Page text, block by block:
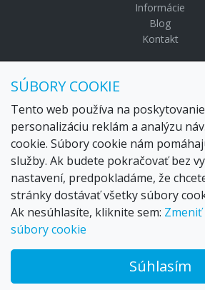
Informácie
Blog
Kontakt
Maldivy.sk je značkou
Sídlo:Lazaretská 29,
Email:
Telefón: 02 529 279 17,
IČO: 36179825
IČ-DPH:
OR SRBratislava I. odd.: Sro,
SÚBORY COOKIE
Tento web používa na
personalizáciu reklám a analýzu
cookie. Súbory cookie nám
služby. Ak budete pokračovať bez
nastavení, predpokladáme, že
stránky dostávať všetky súbory
Ak nesúhlasíte, kliknite sem:
súbory cookie
Súhlasím